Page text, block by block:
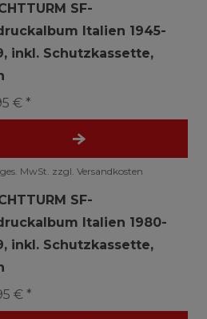
SF-
Italien 1945-
inkl. Schutzkassette,
€ *
MwSt. zzgl. Versandkosten
SF-
Italien 1980-
inkl. Schutzkassette,
€ *